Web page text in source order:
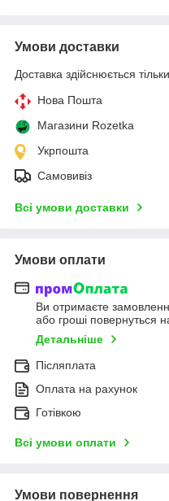
Умови доставки
Доставка здійснюється
Нова Пошта
Магазини Rozetka
Укрпошта
Самовивіз
Всі умови доставки
Умови оплати
Ви отримаєте
або гроші повернуться
Детальніше
Післяплата
Оплата на рахунок
Готівкою
Всі умови оплати
Умови повернення